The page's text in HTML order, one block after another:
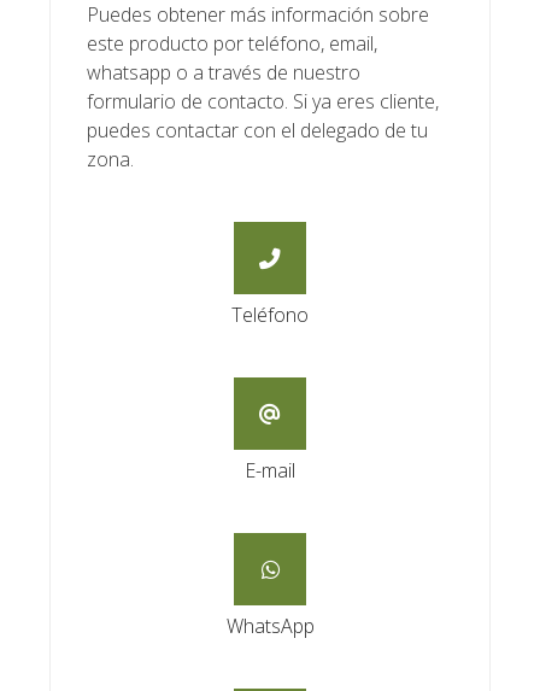
Puedes obtener más información sobre
este producto por teléfono, email,
whatsapp o a través de nuestro
formulario de contacto. Si ya eres cliente,
puedes contactar con el delegado de tu
zona.
Teléfono
E-mail
WhatsApp